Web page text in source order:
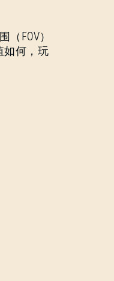
FOV）
如何，玩